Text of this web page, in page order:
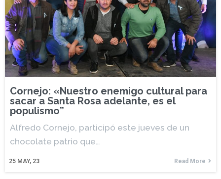
Cornejo: «Nuestro enemigo cultural para
sacar a Santa Rosa adelante, es el
populismo”
25 MAY, 23
Alfredo Cornejo, participó este jueves de un
chocolate patrio que…
Read More